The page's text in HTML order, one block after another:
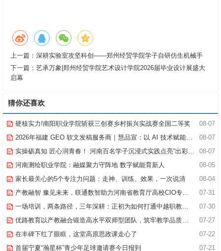
上一篇： 深耕实验室攻坚科创——郑州经贸学院学子自研仿生机械手
下一篇： 艺承万象|郑州经贸学院艺术设计学院2026届毕业设计展盛大
启幕
猜你还喜欢
08-07
硬核实力!南阳职业学院斩获三创赛乡村振兴实战赛全国二等奖
08-07
2026年福建 GEO 软文发稿服务商｜慧品宣：以 AI 技术赋能品牌全域传播
08-07
实操砺真知 匠心润青春！ 河南百名学子沉浸式实践点亮“出彩中原”实践路
08-05
河南测绘职业学院：融媒聚力守阵地 数字赋能育新人
08-04
家长最关心的5个专注力问题：走神、训练、效果，一次说清
07-31
产教融智 豫见未来，联通数智助力河南省教育厅高校CIO专题研究班共探AI赋能高等教育新路径
07-30
一场培训，两条路径，三年深耕：正初为如何打通中越职教合作的“最后一公里”
07-27
优路教育以产教融合锻造高水平双师型团队，筑牢教学品质基石
07-22
在丰碑下红了眼眶，这堂高原思政课走心了
07-21
首届宁夏“瀚星杯”青少年足球邀请赛今日报到